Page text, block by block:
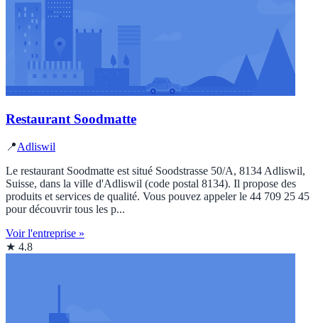
Restaurant Soodmatte
📍Adliswil
Le restaurant Soodmatte est situé Soodstrasse 50/A, 8134 Adliswil,
Suisse, dans la ville d'Adliswil (code postal 8134). Il propose des
produits et services de qualité. Vous pouvez appeler le 44 709 25 45
pour découvrir tous les p...
Voir l'entreprise »
★ 4.8